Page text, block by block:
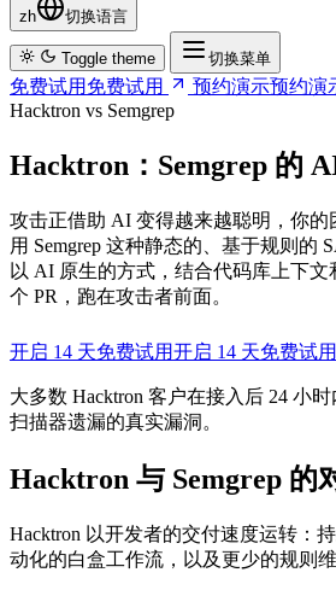
zh 切换语言
Toggle theme 切换菜单
免费试用免费试用 预约演示预约演
Hacktron vs Semgrep
Hacktron：Semgrep 的
攻击正借助 AI 变得越来越聪明，你的
用 Semgrep 这种静态的、基于规则的
以 AI 原生的方式，结合代码库上下
个 PR，跑在攻击者前面。
开启 14 天免费试用开启 14 天免费试用
大多数 Hacktron 客户在接入后 24 小
扫描器遗漏的真实漏洞。
Hacktron 与 Semgrep 的
Hacktron 以开发者的交付速度运转：
动化的白盒工作流，以及更少的规则维